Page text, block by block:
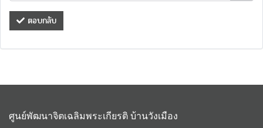
ตอบกลับ
ศูนย์พัฒนาจิตเฉลิมพระเกียรติ บ้านวังเมือง